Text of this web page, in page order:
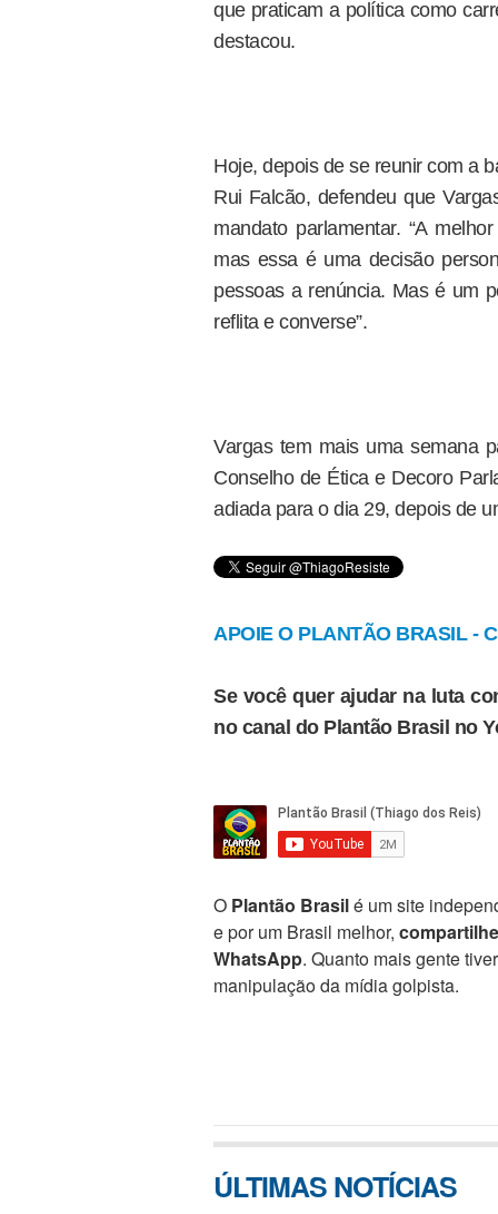
que praticam a política como
destacou.
Hoje, depois de se reunir com a
Rui Falcão, defendeu que
mandato parlamentar. “A
mas essa é uma decisão
pessoas a renúncia. Mas é um
reflita e converse”.
Vargas tem mais uma semana
Conselho de Ética e Decoro
adiada para o dia 29, depois de
APOIE O PLANTÃO BRASIL -
Se você quer ajudar na luta
no canal do Plantão Brasil no
O Plantão Brasilé um site
e por um Brasil melhor,
WhatsApp. Quanto mais gente
manipulação da mídia golpista.
ÚLTIMAS NOTÍCIAS